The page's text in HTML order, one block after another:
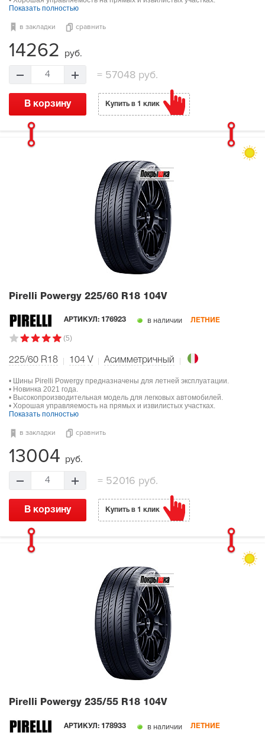
Показать полностью
в закладки сравнить
14262 руб.
4 = 57048 руб.
В корзину Купить в 1 клик
Pirelli Powergy 225/60 R18 104V
АРТИКУЛ: 176923 в наличии ЛЕТНИЕ
(5)
225/60 R18 104 V Асимметричный
• Шины Pirelli Powergy предназначены для летней эксплуатации.
• Новинка 2021 года.
• Высокопроизводительная модель для легковых автомобилей.
• Хорошая управляемость на прямых и извилистых участках.
Показать полностью
в закладки сравнить
13004 руб.
4 =52016 руб.
В корзину Купить в 1 клик
Pirelli Powergy 235/55 R18 104V
АРТИКУЛ: 178933 в наличии ЛЕТНИЕ